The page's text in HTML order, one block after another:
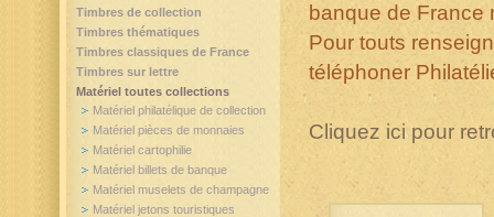
banque de France
Pour touts
téléphoner
Cliquez ici pour
Timbres de collection
Timbres thématiques
Timbres classiques de France
Timbres sur lettre
Matériel toutes collections
Matériel philatélique de collection
Matériel pièces de monnaies
Matériel cartophilie
Matériel billets de banque
Matériel muselets de champagne
Matériel jetons touristiques